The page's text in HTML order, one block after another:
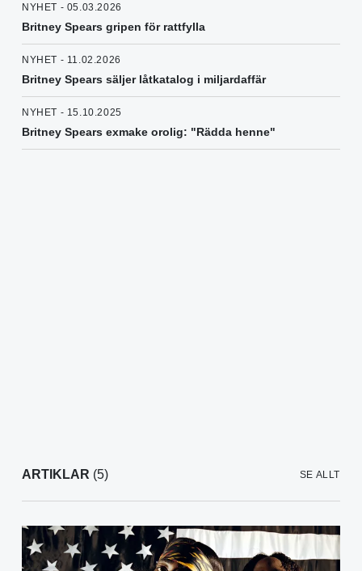
NYHET - 05.03.2026
Britney Spears gripen för rattfylla
NYHET - 11.02.2026
Britney Spears säljer låtkatalog i miljardaffär
NYHET - 15.10.2025
Britney Spears exmake orolig: "Rädda henne"
ARTIKLAR (5) SE ALLT